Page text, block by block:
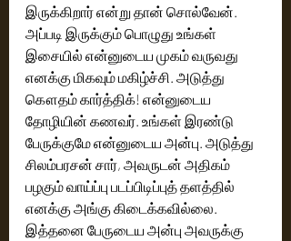
இருக்கிறார் என்று தான் சொல்வேன்.
அப்படி இருக்கும் பொழுது உங்கள்
இசையில் என்னுடைய முகம் வருவது
எனக்கு மிகவும் மகிழ்ச்சி. அடுத்து
கௌதம் கார்த்திக்! என்னுடைய
தோழியின் கணவர். உங்கள் இரண்டு
பேருக்குமே என்னுடைய அன்பு. அடுத்து
சிலம்பரசன் சார், அவருடன் அதிகம்
பழகும் வாய்ப்பு படப்பிடிப்புத் தளத்தில்
எனக்கு அங்கு கிடைக்கவில்லை.
இத்தனை பேருடைய அன்பு அவருக்கு